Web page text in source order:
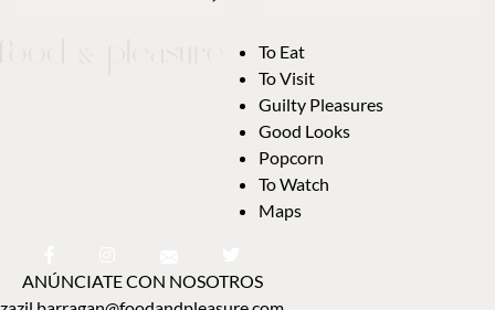
To Eat
To Visit
Guilty Pleasures
Good Looks
Popcorn
To Watch
Maps
ANÚNCIATE CON NOSOTROS